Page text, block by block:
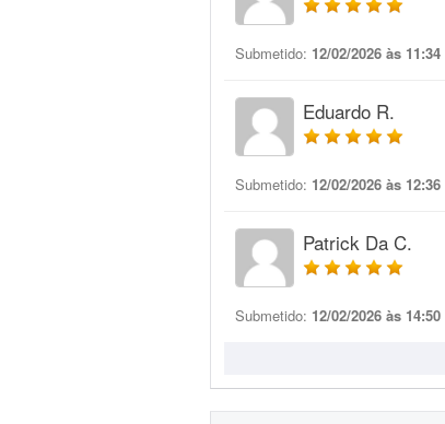
Submetido: 12/02/2026 às 11:34
Eduardo R.
Submetido: 12/02/2026 às 12:36
Patrick Da C.
Submetido: 12/02/2026 às 14:50